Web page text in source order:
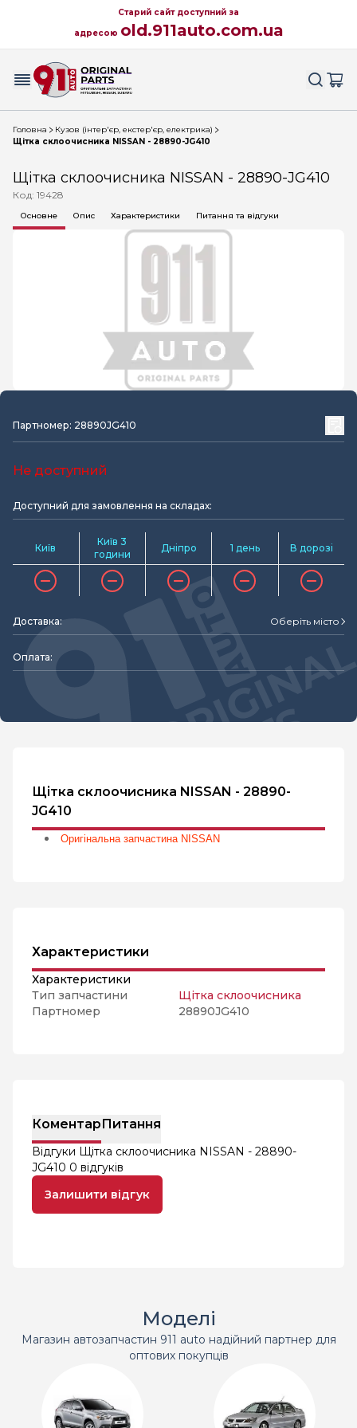
Старий сайт доступний за
адресою old.911auto.com.ua
Головна
Кузов (інтер'єр, екстер'єр, електрика)
Щітка склоочисника NISSAN - 28890-JG410
Щітка склоочисника NISSAN - 28890-JG410
Код: 19428
Основне Опис Характеристики Питання та відгуки
Партномер: 28890JG410
Не доступний
Доступний для замовлення на складах:
Київ
Київ 3
години
Дніпро 1 день В дорозі
Доставка: Оберіть місто
Оплата:
Щітка склоочисника NISSAN - 28890-
JG410
Оригінальна запчастина NISSAN
Характеристики
Характеристики
Тип запчастини
Щітка склоочисника
Партномер
28890JG410
КоментарПитання
Відгуки Щітка склоочисника NISSAN - 28890-
JG410 0 відгуків
Залишити відгук
Моделі
Магазин автозапчастин 911 auto надійний партнер для
оптових покупців